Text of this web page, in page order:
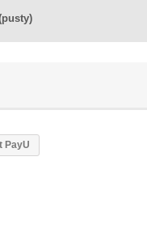
PayU